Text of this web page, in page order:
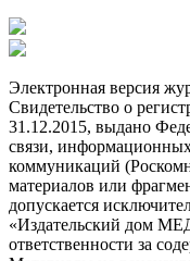
Электронная версия
Свидетельство о
31.12.2015, выдано
связи,
коммуникаций
материалов или
допускается
«Издательский дом
ответственности за